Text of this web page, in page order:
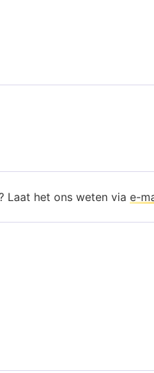
Laat het ons weten via e-